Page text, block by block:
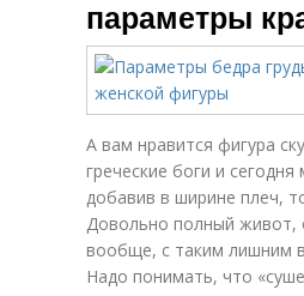
параметры
А вам нравится фигура
греческие боги и
добавив в ширине плеч,
Довольно полный живот,
вообще, с таким лишним
Надо понимать, что